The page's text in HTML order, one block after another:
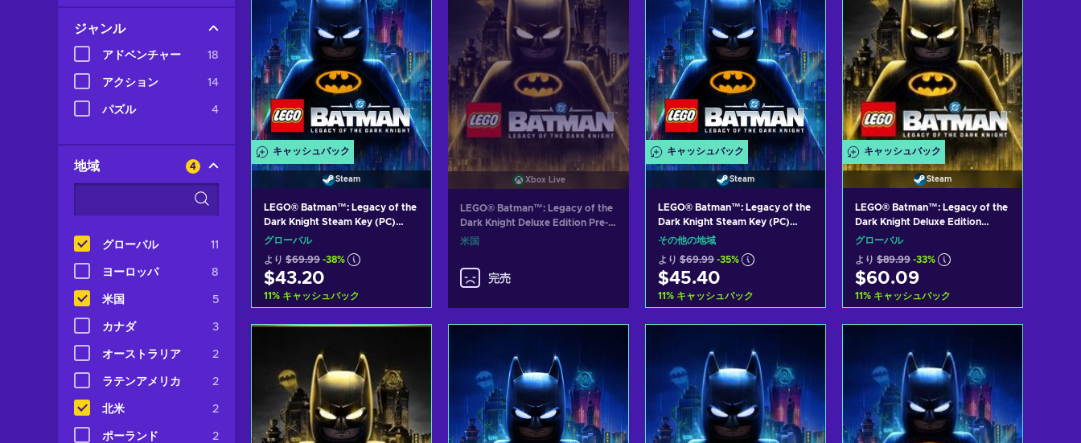
ジャンル
アドベンチャー 18
アクション 14
パズル 4
地域 4
グローバル 11
ヨーロッパ 8
米国 5
カナダ 3
オーストラリア 2
ラテンアメリカ 2
北米 2
ポーランド 2
キャッシュバック
Steam
LEGO® Batman™: Legacy of the
Dark Knight Steam Key (PC)
GLOBAL
グローバル
より $69.99 -38%
$43.20
11% キャッシュバック
カートに入れる
View offers
Xbox Live
LEGO® Batman™: Legacy of the
Dark Knight Deluxe Edition Pre-
purchase (Xbox Series X|S)
米国
完売
キャッシュバック
Steam
LEGO® Batman™: Legacy of the
Dark Knight Steam Key (PC)
ROW
その他の地域
より $69.99 -35%
$45.40
11% キャッシュバック
View offers
キャッシュバック
Steam
LEGO® Batman™: Legacy of the
Dark Knight Deluxe Edition
Steam Key (PC) GLOBAL
グローバル
より $89.99 -33%
$60.09
11% キャッシュバック
View offers